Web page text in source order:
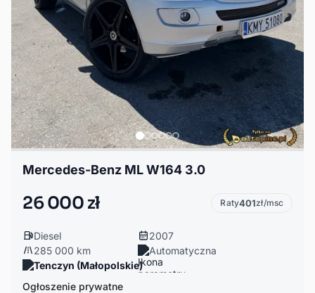
Mercedes-Benz ML W164 3.0
26 000 zł Raty401zł/msc
Diesel
2007
285 000 km
Automatyczna
Tenczyn (Małopolskie)
Ogłoszenie prywatne